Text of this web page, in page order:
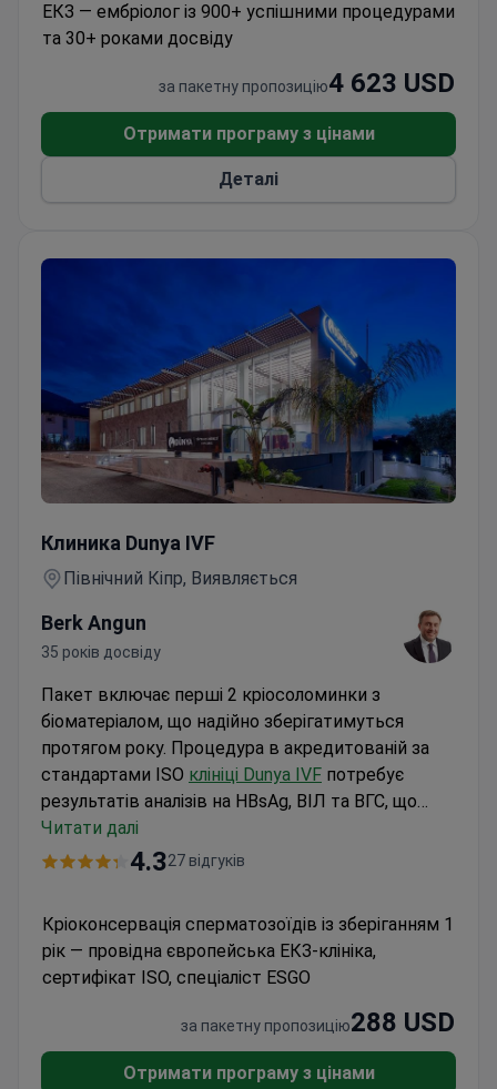
ICSI, допоміжний хетчинг та перенесення
ембріонів. Також доступне генетичне
повнохромосомного NGS.
ЕКЗ — ембріолог із 900+ успішними процедурами
та 30+ роками досвіду
за пакетну пропозицію4 623 USD
Отримати програму з цінами
Деталі
Клиника Dunya IVF
Північний Кіпр, Виявляється
Berk Angun
35 років досвіду
Пакет включає перші 2 кріосоломинки з
біоматеріалом, що надійно зберігатимуться
протягом року. Процедура в акредитованій за
стандартами ISO клініці Dunya IVF потребує
результатів аналізів на HBsAg, ВІЛ та ВГС, що
дійсні протягом 6 місяців. Доктор Альпер
Ераслан координує процес вартістю близько 290
місце серед європейських центрів ЕКЗ, що
підтверджує відповідність міжнародним
стандартам.
Читати далі
4.327 відгуків
Кріоконсервація сперматозоїдів із зберіганням 1
рік — провідна європейська ЕКЗ-клініка,
сертифікат ISO, спеціаліст ESGO
за пакетну пропозицію288 USD
Отримати програму з цінами